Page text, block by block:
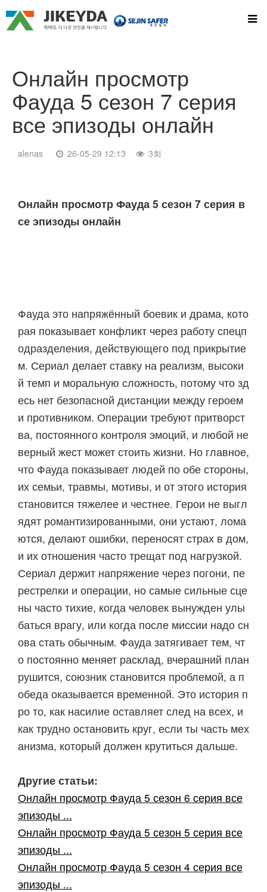
Онлайн просмотр
Фауда 5 сезон 7 серия
все эпизоды онлайн
alenas 26-05-29 12:13 3회
본문
Онлайн просмотр Фауда 5 сезон 7 серия в
се эпизоды онлайн
Фауда это напряжённый боевик и драма, кото
рая показывает конфликт через работу спецп
одразделения, действующего под прикрытие
м. Сериал делает ставку на реализм, высоки
й темп и моральную сложность, потому что зд
есь нет безопасной дистанции между героем
и противником. Операции требуют притворст
ва, постоянного контроля эмоций, и любой не
верный жест может стоить жизни. Но главное,
что Фауда показывает людей по обе стороны,
их семьи, травмы, мотивы, и от этого история
становится тяжелее и честнее. Герои не выгл
ядят романтизированными, они устают, лома
ются, делают ошибки, переносят страх в дом,
и их отношения часто трещат под нагрузкой.
Сериал держит напряжение через погони, пе
рестрелки и операции, но самые сильные сце
ны часто тихие, когда человек вынужден улы
баться врагу, или когда после миссии надо сн
ова стать обычным. Фауда затягивает тем, чт
о постоянно меняет расклад, вчерашний план
рушится, союзник становится проблемой, а п
обеда оказывается временной. Это история п
ро то, как насилие оставляет след на всех, и
как трудно остановить круг, если ты часть мех
анизма, который должен крутиться дальше.
Другие статьи:
Онлайн просмотр Фауда 5 сезон 6 серия все
эпизоды ...
Онлайн просмотр Фауда 5 сезон 5 серия все
эпизоды ...
Онлайн просмотр Фауда 5 сезон 4 серия все
эпизоды ...